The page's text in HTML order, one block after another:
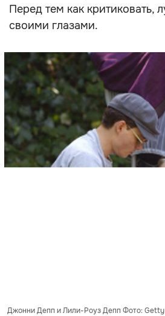
Перед тем как критиковать,
своими глазами.
Джонни Депп и Лили-Роуз Депп Фото: Getty